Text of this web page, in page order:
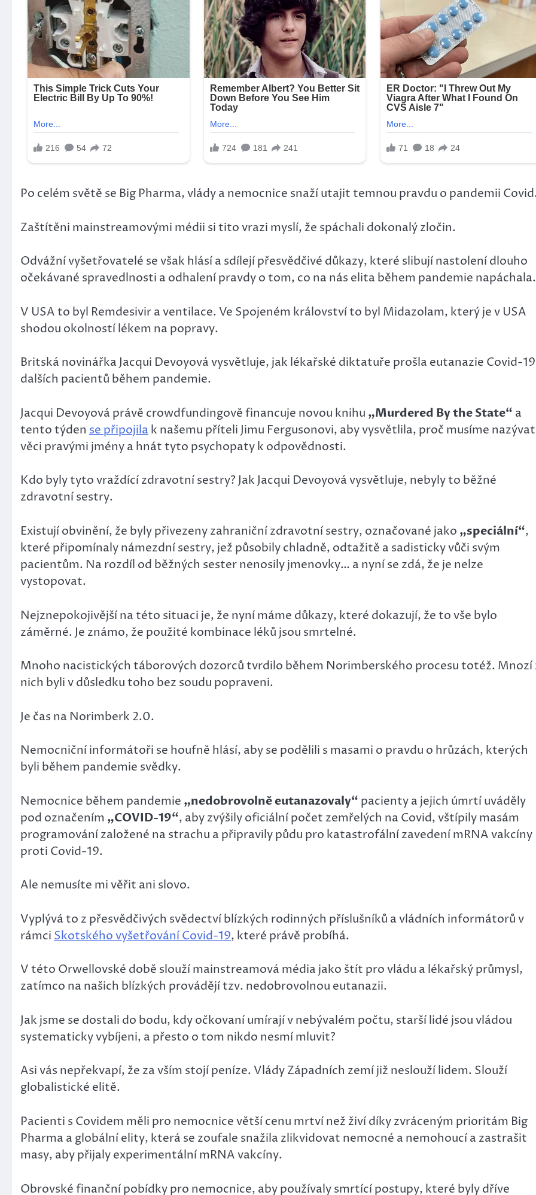
Po celém světě se Big Pharma, vlády a nemocnice snaží utajit temnou pravdu o pandemii
Zaštítěni mainstreamovými médii si tito vrazi myslí, že spáchali dokonalý zločin.
Odvážní vyšetřovatelé se však hlásí a sdílejí přesvědčivé důkazy, které slibují nastolení dlouho
očekávané spravedlnosti a odhalení pravdy o tom, co na nás elita během pandemie napáchala.
V USA to byl Remdesivir a ventilace. Ve Spojeném království to byl Midazolam, který je v USA
shodou okolností lékem na popravy.
Britská novinářka Jacqui Devoyová vysvětluje, jak lékařské diktatuře prošla eutanazie Covid-
dalších pacientů během pandemie.
Jacqui Devoyová právě crowdfundingově financuje novou knihu „Murdered By the State“ a
tento týden se připojila k našemu příteli Jimu Fergusonovi, aby vysvětlila, proč musíme nazývat
věci pravými jmény a hnát tyto psychopaty k odpovědnosti.
Kdo byly tyto vraždící zdravotní sestry? Jak Jacqui Devoyová vysvětluje, nebyly to běžné
zdravotní sestry.
Existují obvinění, že byly přivezeny zahraniční zdravotní sestry, označované jako „speciální“,
které připomínaly námezdní sestry, jež působily chladně, odtažitě a sadisticky vůči svým
pacientům. Na rozdíl od běžných sester nenosily jmenovky… a nyní se zdá, že je nelze
vystopovat.
Nejznepokojivější na této situaci je, že nyní máme důkazy, které dokazují, že to vše bylo
záměrné. Je známo, že použité kombinace léků jsou smrtelné.
Mnoho nacistických táborových dozorců tvrdilo během Norimberského procesu totéž. Mnozí
nich byli v důsledku toho bez soudu popraveni.
Je čas na Norimberk 2.0.
Nemocniční informátoři se houfně hlásí, aby se podělili s masami o pravdu o hrůzách, kterých
byli během pandemie svědky.
Nemocnice během pandemie „nedobrovolně eutanazovaly“ pacienty a jejich úmrtí uváděly
pod označením „COVID-19“, aby zvýšily oficiální počet zemřelých na Covid, vštípily masám
programování založené na strachu a připravily půdu pro katastrofální zavedení mRNA vakcíny
proti Covid-19.
Ale nemusíte mi věřit ani slovo.
Vyplývá to z přesvědčivých svědectví blízkých rodinných příslušníků a vládních informátorů v
rámci Skotského vyšetřování Covid-19, které právě probíhá.
V této Orwellovské době slouží mainstreamová média jako štít pro vládu a lékařský průmysl,
zatímco na našich blízkých provádějí tzv. nedobrovolnou eutanazii.
Jak jsme se dostali do bodu, kdy očkovaní umírají v nebývalém počtu, starší lidé jsou vládou
systematicky vybíjeni, a přesto o tom nikdo nesmí mluvit?
Asi vás nepřekvapí, že za vším stojí peníze. Vlády Západních zemí již neslouží lidem. Slouží
globalistické elitě.
Pacienti s Covidem měli pro nemocnice větší cenu mrtví než živí díky zvráceným prioritám Big
Pharma a globální elity, která se zoufale snažila zlikvidovat nemocné a nemohoucí a zastrašit
masy, aby přijaly experimentální mRNA vakcíny.
Obrovské finanční pobídky pro nemocnice, aby používaly smrtící postupy, které byly dříve